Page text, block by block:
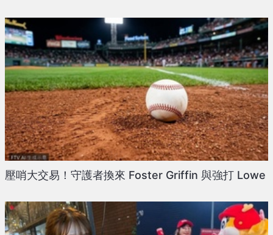
壓哨大交易！守護者換來 Foster Griffin 與強打 Lowe